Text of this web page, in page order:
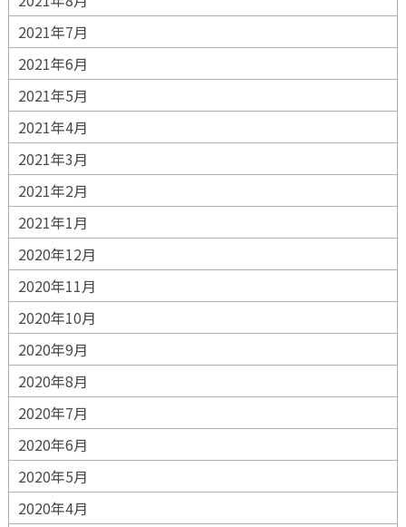
2021年7月
2021年6月
2021年5月
2021年4月
2021年3月
2021年2月
2021年1月
2020年12月
2020年11月
2020年10月
2020年9月
2020年8月
2020年7月
2020年6月
2020年5月
2020年4月